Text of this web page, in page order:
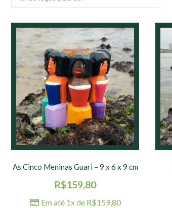
As Cinco Meninas Guari – 9 x 6 x 9 cm
R$159,80
Em até 1x de R$159,80